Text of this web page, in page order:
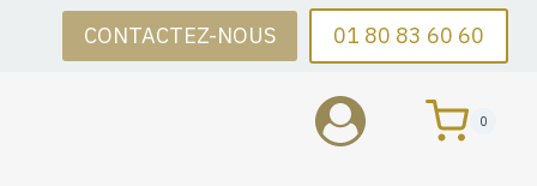
CONTACTEZ-NOUS 01 80 83 60 60
0